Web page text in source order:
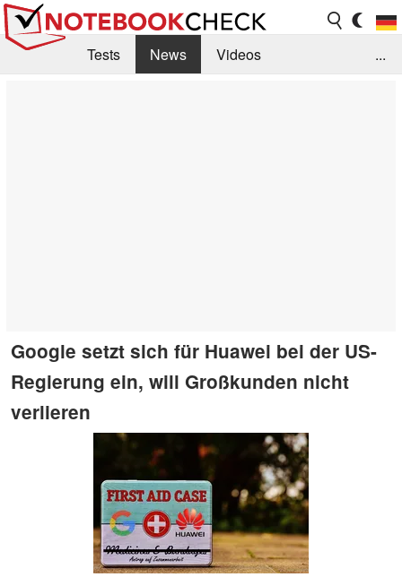
Tests News
Videos
...
Google setzt sich für Huawei bei der US-
Regierung ein, will Großkunden nicht
verlieren